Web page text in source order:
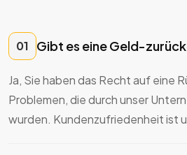
01 Gibt es eine Geld-
Ja, Sie haben das Recht auf eine
Problemen, die durch unser
wurden. Kundenzufriedenheit ist